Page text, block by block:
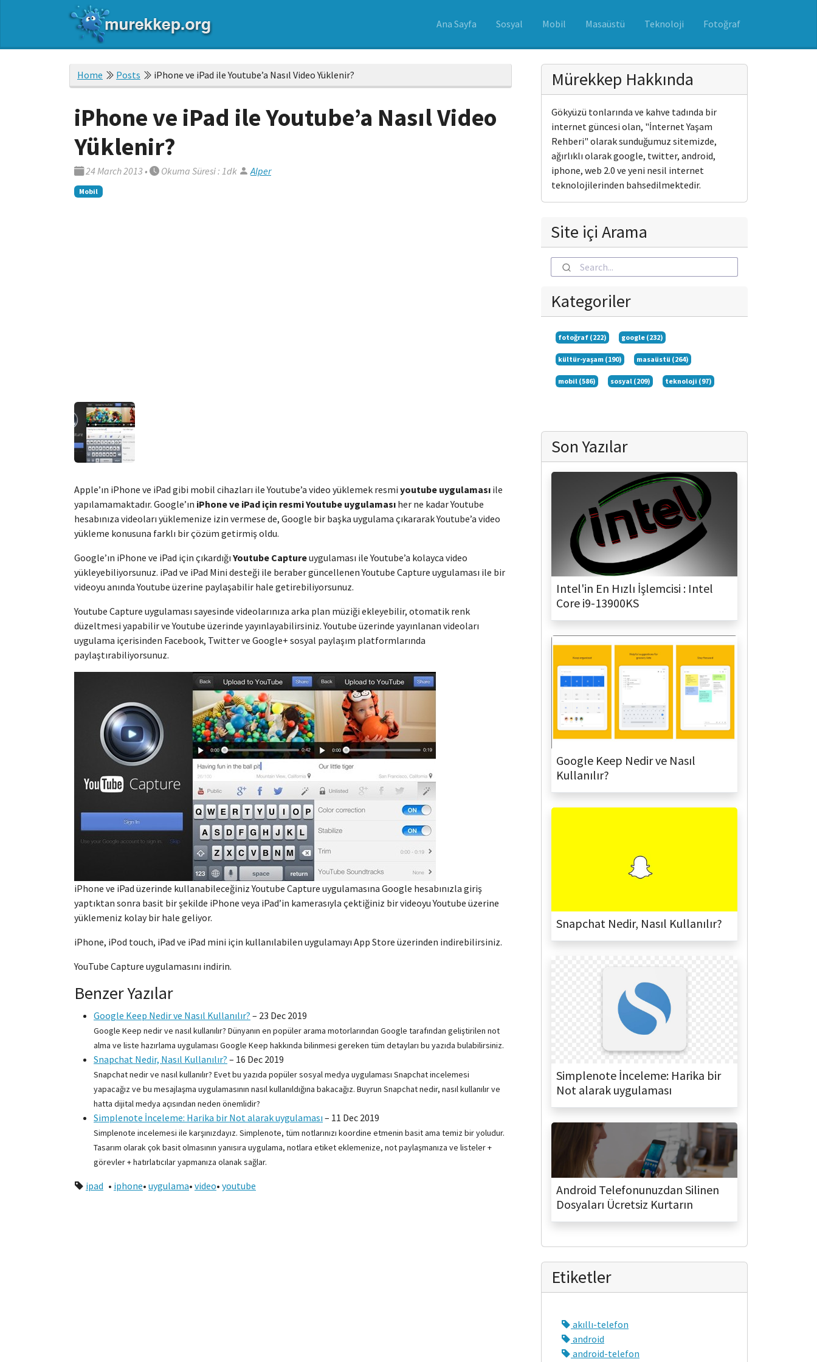
Ana Sayfa Sosyal Mobil Masaüstü Teknoloji Fotoğraf
Home Posts iPhone ve iPad ile Youtube’a Nasıl Video Yüklenir?
iPhone ve iPad ile Youtube’a Nasıl Video
Yüklenir?
24 March 2013• Okuma Süresi : 1dk Alper
Mobil
Apple’ın iPhone ve iPad gibi mobil cihazları ile Youtube’a video yüklemek resmi youtube uygulaması ile
yapılamamaktadır. Google’ın iPhone ve iPad için resmi Youtube uygulaması her ne kadar Youtube
hesabınıza videoları yüklemenize izin vermese de, Google bir başka uygulama çıkararak Youtube’a video
yükleme konusuna farklı bir çözüm getirmiş oldu.
Google’ın iPhone ve iPad için çıkardığı Youtube Captureuygulaması ile Youtube’a kolayca video
yükleyebiliyorsunuz. iPad ve iPad Mini desteği ile beraber güncellenen Youtube Capture uygulaması ile bir
videoyu anında Youtube üzerine paylaşabilir hale getirebiliyorsunuz.
Youtube Capture uygulaması sayesinde videolarınıza arka plan müziği ekleyebilir, otomatik renk
düzeltmesi yapabilir ve Youtube üzerinde yayınlayabilirsiniz. Youtube üzerinde yayınlanan videoları
uygulama içerisinden Facebook, Twitter ve Google+ sosyal paylaşım platformlarında
paylaştırabiliyorsunuz.
iPhone ve iPad üzerinde kullanabileceğiniz Youtube Capture uygulamasına Google hesabınızla giriş
yaptıktan sonra basit bir şekilde iPhone veya iPad’in kamerasıyla çektiğiniz bir videoyu Youtube üzerine
yüklemeniz kolay bir hale geliyor.
iPhone, iPod touch, iPad ve iPad mini için kullanılabilen uygulamayı App Store üzerinden indirebilirsiniz.
YouTube Capture uygulamasını indirin.
Benzer Yazılar
Google Keep Nedir ve Nasıl Kullanılır? – 23 Dec 2019
Google Keep nedir ve nasıl kullanılır? Dünyanın en popüler arama motorlarından Google tarafından geliştirilen not
alma ve liste hazırlama uygulaması Google Keep hakkında bilinmesi gereken tüm detayları bu yazıda bulabilirsiniz.
Snapchat Nedir, Nasıl Kullanılır? – 16 Dec 2019
Snapchat nedir ve nasıl kullanılır? Evet bu yazıda popüler sosyal medya uygulaması Snapchat incelemesi
yapacağız ve bu mesajlaşma uygulamasının nasıl kullanıldığına bakacağız. Buyrun Snapchat nedir, nasıl kullanılır ve
hatta dijital medya açısından neden önemlidir?
Simplenote İnceleme: Harika bir Not alarak uygulaması – 11 Dec 2019
Simplenote incelemesi ile karşınızdayız. Simplenote, tüm notlarınızı koordine etmenin basit ama temiz bir yoludur.
Tasarım olarak çok basit olmasının yanısıra uygulama, notlara etiket eklemenize, not paylaşmanıza ve listeler +
görevler + hatırlatıcılar yapmanıza olanak sağlar.
ipad • iphone• uygulama• video• youtube
Mürekkep Hakkında
Gökyüzü tonlarında ve kahve tadında bir
internet güncesi olan, "İnternet Yaşam
Rehberi" olarak sunduğumuz sitemizde,
ağırlıklı olarak google, twitter, android,
iphone, web 2.0 ve yeni nesil internet
teknolojilerinden bahsedilmektedir.
Site içi Arama
Kategoriler
fotoğraf (222) google (232)
kültür-yaşam (190) masaüstü (264)
mobil (586) sosyal (209) teknoloji (97)
Son Yazılar
Intel'in En Hızlı İşlemcisi : Intel
Core i9-13900KS
Google Keep Nedir ve Nasıl
Kullanılır?
Snapchat Nedir, Nasıl Kullanılır?
Simplenote İnceleme: Harika bir
Not alarak uygulaması
Android Telefonunuzdan Silinen
Dosyaları Ücretsiz Kurtarın
Etiketler
akıllı-telefon
android
android-telefon